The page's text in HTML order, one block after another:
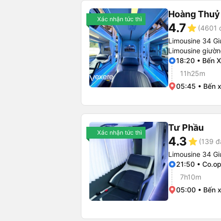
Xác nhận tức thì Hoàng Thuỷ
4.7star (4601
Limousine 34
Limousine
18:20 • Bến
11h25m
05:45 • Bến
Xác nhận tức thì Tư Phầu
4.3star (139
Limousine 34
21:50 •
7h10m
05:00 • Bến